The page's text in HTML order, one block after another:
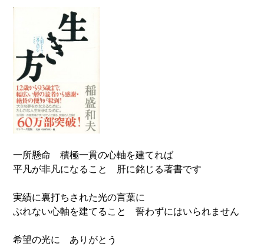
一所懸命 積極一貫の心軸を建てれば
平凡が非凡になること 肝に銘じる著書です
実績に裏打ちされた光の言葉に
ぶれない心軸を建てること 誓わずにはいられません
希望の光に ありがとう